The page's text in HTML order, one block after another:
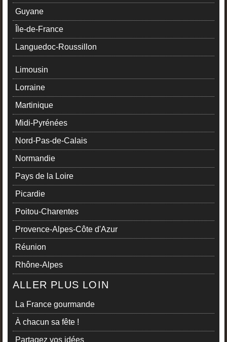
Guyane
Île-de-France
Languedoc-Roussillon
Limousin
Lorraine
Martinique
Midi-Pyrénées
Nord-Pas-de-Calais
Normandie
Pays de la Loire
Picardie
Poitou-Charentes
Provence-Alpes-Côte d'Azur
Réunion
Rhône-Alpes
ALLER PLUS LOIN
La France gourmande
À chacun sa fête !
Partagez vos idées